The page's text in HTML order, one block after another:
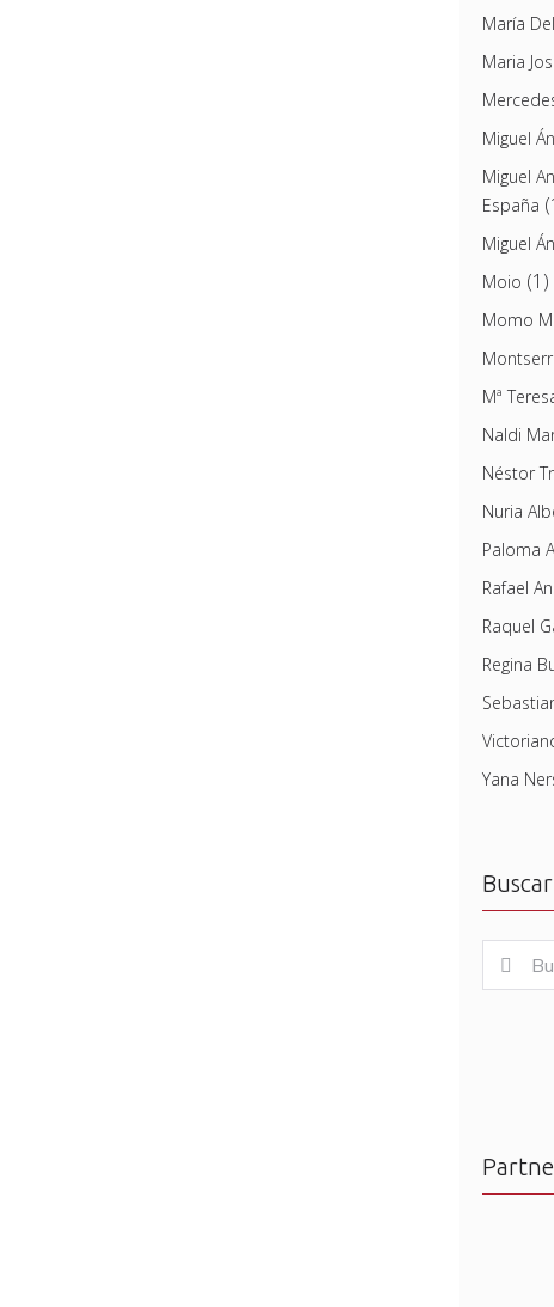
María
Maria
Miguel
Miguel
España
Miguel
Moio (1)
Momo
Mª
Naldi
Néstor
Nuria
Paloma
Rafael
Raquel
Regina
Yana
for: